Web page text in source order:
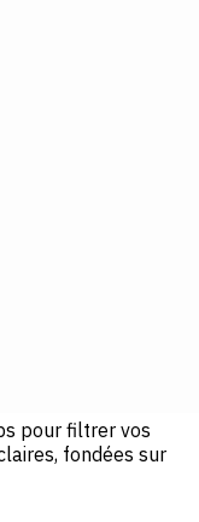
pour filtrer vos
fondées sur